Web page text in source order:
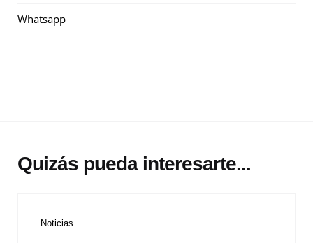
Whatsapp
Quizás pueda interesarte...
Noticias